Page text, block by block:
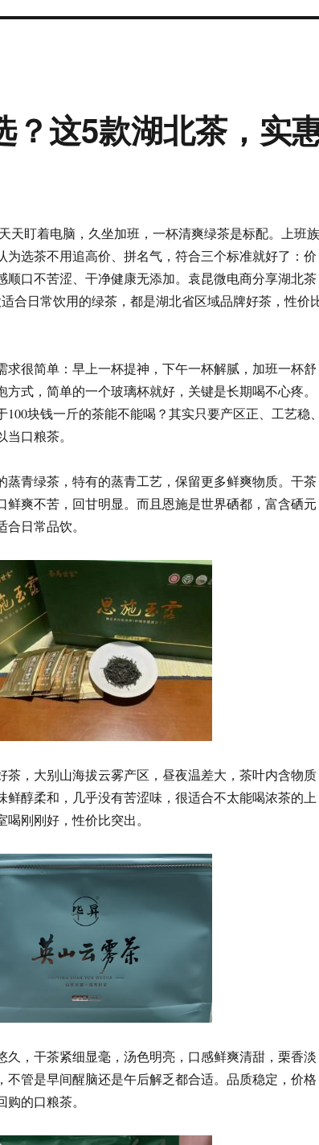
？这5款湖北茶，实
天盯着电脑，久坐加班，一杯清爽绿茶是标配。上班族
为选茶不用追高价、拼名气，符合三个标准就好了：价
顺口不苦涩、干净健康无添加。袁昆微电商分享湖北茶
合日常饮用的绿茶，都是湖北省区域品牌好茶，性价
求很简单：早上一杯提神，下午一杯解腻，加班一杯舒
式，简单的一个玻璃杯就好，关键是长期喝不心疼。
100块钱一斤的茶能不能喝？其实只要产区正、工艺稳
口粮茶。
蒸青绿茶，特有的蒸青工艺，保留更多鲜爽物质。干茶
鲜爽不苦，回甘明显。而且恩施是世界硒都，富含硒元
日常品饮。
茶，大别山海拔云雾产区，昼夜温差大，茶叶内含物质
鲜醇柔和，几乎没有苦涩味，很适合不太能喝浓茶的上
刚刚好，性价比突出。
久，干茶紧细显毫，汤色明亮，口感鲜爽清甜，栗香淡
不管是早间醒脑还是午后解乏都合适。品质稳定，价格
的口粮茶。